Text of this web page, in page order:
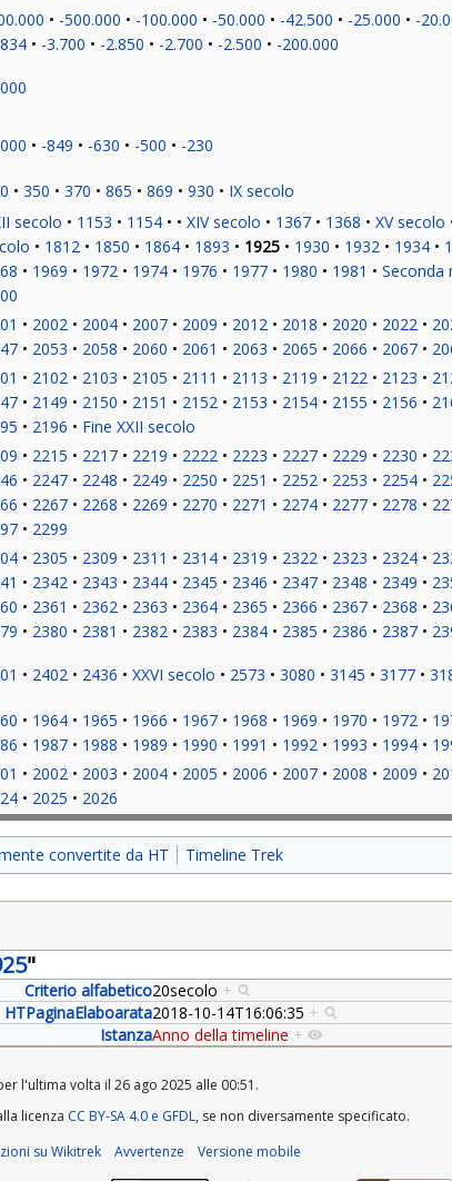
-500.000 -100.000 -50.000 -42.500 -25.000 -
-3.700 -2.850 -2.700 -2.500
-200.000
-849 -630 -500 -230
350 370 865 869 930 IX secolo
secolo 1153 1154 XIV secolo 1367 1368 XV secolo
1812 1850 1864 1893 1925 1930 1932 1934
1969 1972 1974 1976 1977 1980 1981 Seconda
2002 2004 2007 2009 2012 2018 2020 2022
2053 2058 2060 2061 2063 2065 2066 2067
2102 2103 2105 2111 2113 2119 2122 2123
2149 2150 2151 2152 2153 2154 2155 2156
2196 Fine XXII secolo
2215 2217 2219 2222 2223 2227 2229 2230
2247 2248 2249 2250 2251 2252 2253 2254
2267 2268 2269 2270 2271 2274 2277 2278
2299
2305 2309 2311 2314 2319 2322 2323 2324
2342 2343 2344 2345 2346 2347 2348 2349
2361 2362 2363 2364 2365 2366 2367 2368
2380 2381 2382 2383 2384 2385 2386 2387
2402 2436 XXVI secolo 2573 3080 3145 3177
1964 1965 1966 1967 1968 1969 1970 1972
1987 1988 1989 1990 1991 1992 1993 1994
2002 2003 2004 2005 2006 2007 2008 2009
2025 2026
convertite da HT Timeline Trek
"
Criterio alfabetico20secolo +
HTPaginaElaboarata2018-10-14T16:06:35 +
IstanzaAnno della timeline +
l'ultima volta il 26 ago 2025 alle 00:51.
licenza CC BY-SA 4.0 e GFDL, se non diversamente specificato.
su Wikitrek Avvertenze Versione mobile